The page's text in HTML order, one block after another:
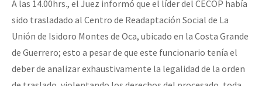
A las 14.00hrs., el Juez informó que el líder del CECOP había
sido trasladado al Centro de Readaptación Social de La
Unión de Isidoro Montes de Oca, ubicado en la Costa Grande
de Guerrero; esto a pesar de que este funcionario tenía el
deber de analizar exhaustivamente la legalidad de la orden